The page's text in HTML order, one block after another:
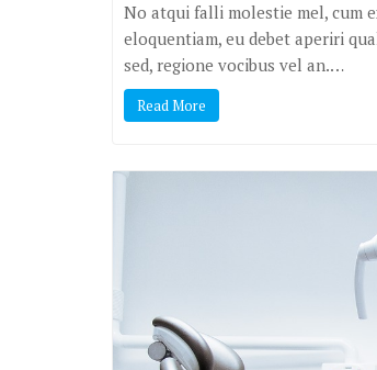
No atqui falli molestie mel, cum
eloquentiam, eu debet aperiri
sed, regione vocibus vel an.…
Read More